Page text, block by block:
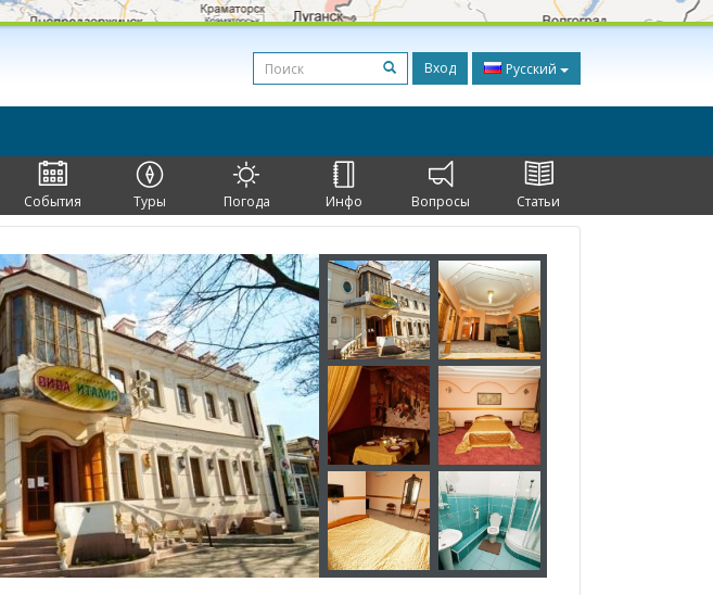
Вход Русский
События Туры Погода Инфо Вопросы Статьи